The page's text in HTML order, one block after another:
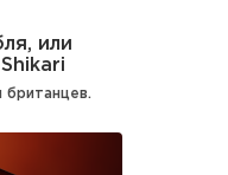
или
британцев.